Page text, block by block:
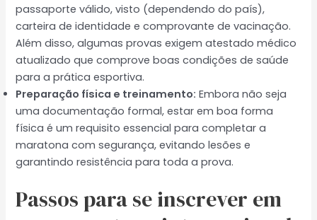
passaporte válido, visto (dependendo do país),
carteira de identidade e comprovante de vacinação.
Além disso, algumas provas exigem atestado médico
atualizado que comprove boas condições de saúde
para a prática esportiva.
Preparação física e treinamento: Embora não seja
uma documentação formal, estar em boa forma
física é um requisito essencial para completar a
maratona com segurança, evitando lesões e
garantindo resistência para toda a prova.
Passos para se inscrever em